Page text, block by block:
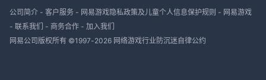
公司简介- 客户服务- 网易游戏隐私政策及儿童个人信息保护规则 - 网易游戏
- 联系我们 - 商务合作- 加入我们
网易公司版权所有 ©1997-2026 网络游戏行业防沉迷自律公约